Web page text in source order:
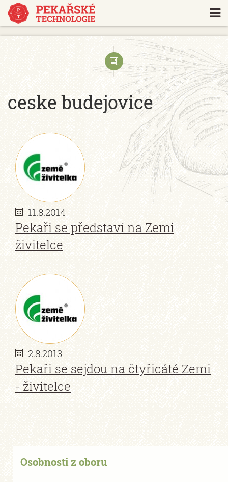
https://www.traditionrolex.com/18
ceske budejovice
11.8.2014
Pekaři se představí na Zemi
živitelce
2.8.2013
Pekaři se sejdou na čtyřicáté Zemi
- živitelce
Osobnosti z oboru